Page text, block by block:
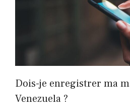
Dois-je enregistrer ma
Venezuela ?